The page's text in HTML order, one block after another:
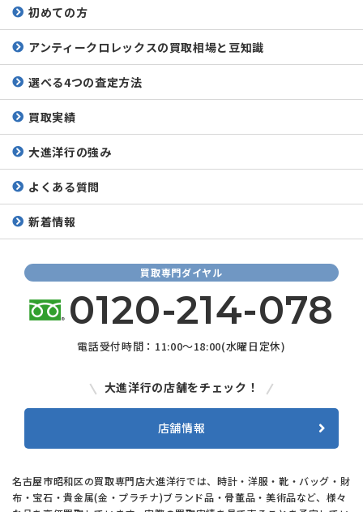
初めての方
アンティークロレックスの買取相場と豆知識
選べる4つの査定方法
買取実績
大進洋行の強み
よくある質問
新着情報
買取専門ダイヤル
0120-214-078
電話受付時間：11:00～18:00(水曜日定休)
大進洋行の店舗をチェック！
店舗情報
名古屋市昭和区の買取専門店大進洋行では、時計・洋服・靴・バッグ・財
布・宝石・貴金属(金・プラチナ)ブランド品・骨董品・美術品など、様々